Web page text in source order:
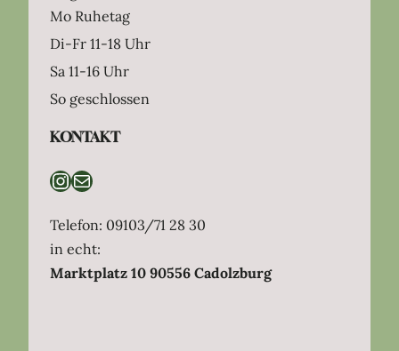
Mo Ruhetag
Di-Fr 11-18 Uhr
Sa 11-16 Uhr
So geschlossen
KONTAKT
InstagramE-Mail
Telefon: 09103/71 28 30
in echt:
Marktplatz 10 90556 Cadolzburg